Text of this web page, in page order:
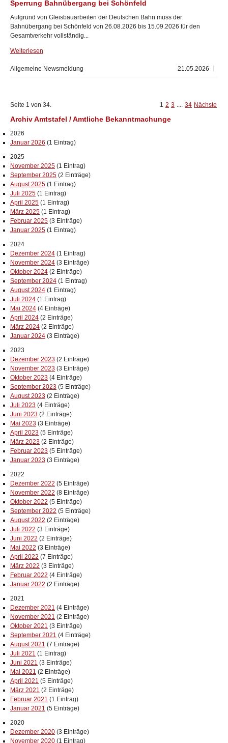
Sperrung Bahnübergang bei Schönfeld
Aufgrund von Gleisbauarbeiten der Deutschen Bahn muss der
Bahnübergang bei Schönfeld von 26.08.2026 bis 15.09.2026 für den
Gesamtverkehr vollständig...
Weiterlesen
21.05.2026
Allgemeine Newsmeldung
Seite 1 von 34. 1 2 3 .... 34 Nächste
Archiv Amtstafel / Amtliche Bekanntmachunge
2026
Januar 2026 (1 Eintrag)
2025
November 2025 (1 Eintrag)
September 2025 (2 Einträge)
August 2025 (1 Eintrag)
Juli 2025 (1 Eintrag)
April 2025 (1 Eintrag)
März 2025 (1 Eintrag)
Februar 2025 (3 Einträge)
Januar 2025 (1 Eintrag)
2024
Dezember 2024 (1 Eintrag)
November 2024 (3 Einträge)
Oktober 2024 (2 Einträge)
September 2024 (1 Eintrag)
August 2024 (1 Eintrag)
Juli 2024 (1 Eintrag)
Mai 2024 (4 Einträge)
April 2024 (2 Einträge)
März 2024 (2 Einträge)
Januar 2024 (3 Einträge)
2023
Dezember 2023 (2 Einträge)
November 2023 (3 Einträge)
Oktober 2023 (4 Einträge)
September 2023 (5 Einträge)
August 2023 (2 Einträge)
Juli 2023 (4 Einträge)
Juni 2023 (2 Einträge)
Mai 2023 (3 Einträge)
April 2023 (5 Einträge)
März 2023 (2 Einträge)
Februar 2023 (5 Einträge)
Januar 2023 (3 Einträge)
2022
Dezember 2022 (5 Einträge)
November 2022 (8 Einträge)
Oktober 2022 (5 Einträge)
September 2022 (5 Einträge)
August 2022 (2 Einträge)
Juli 2022 (3 Einträge)
Juni 2022 (2 Einträge)
Mai 2022 (3 Einträge)
April 2022 (7 Einträge)
März 2022 (3 Einträge)
Februar 2022 (4 Einträge)
Januar 2022 (2 Einträge)
2021
Dezember 2021 (4 Einträge)
November 2021 (2 Einträge)
Oktober 2021 (3 Einträge)
September 2021 (4 Einträge)
August 2021 (7 Einträge)
Juli 2021 (1 Eintrag)
Juni 2021 (3 Einträge)
Mai 2021 (2 Einträge)
April 2021 (5 Einträge)
März 2021 (2 Einträge)
Februar 2021 (1 Eintrag)
Januar 2021 (5 Einträge)
2020
Dezember 2020 (3 Einträge)
November 2020 (1 Eintrag)